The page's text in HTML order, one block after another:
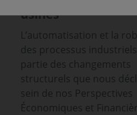
usines
L’automatisation et la
des processus
partie des changements
structurels que nous
sein de nos Perspectives
Économiques et